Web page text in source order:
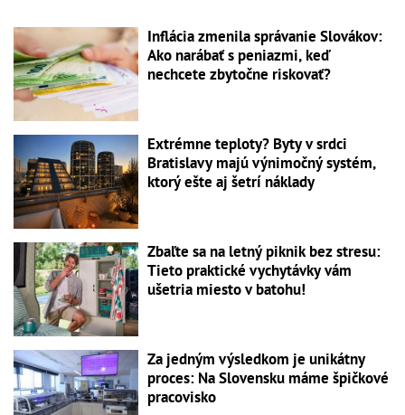
Inflácia zmenila správanie Slovákov:
Ako narábať s peniazmi, keď
nechcete zbytočne riskovať?
Extrémne teploty? Byty v srdci
Bratislavy majú výnimočný systém,
ktorý ešte aj šetrí náklady
Zbaľte sa na letný piknik bez stresu:
Tieto praktické vychytávky vám
ušetria miesto v batohu!
Za jedným výsledkom je unikátny
proces: Na Slovensku máme špičkové
pracovisko